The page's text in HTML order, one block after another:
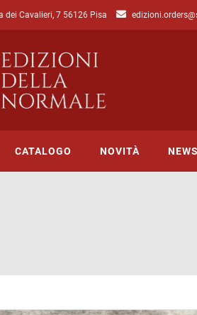
dei Cavalieri, 7 56126 Pisa
CATALOGO
Catalogo di Scienze
NOVITÀ NEWS